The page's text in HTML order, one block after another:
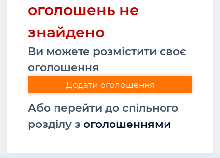
оголошень не
знайдено
Ви можете розмістити своє
оголошення
Додати оголошення
Або перейти до спільного
розділу з оголошеннями